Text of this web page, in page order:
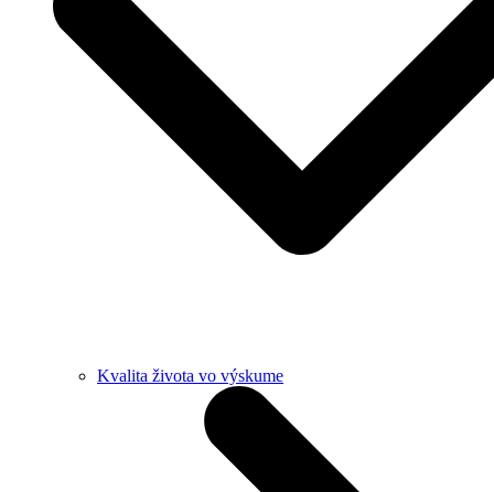
Kvalita života vo výskume